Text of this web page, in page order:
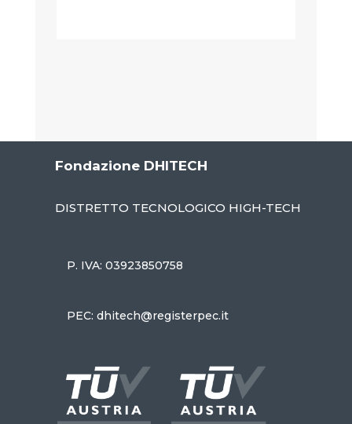
Fondazione DHITECH
DISTRETTO TECNOLOGICO HIGH-TECH
P. IVA: 03923850758
PEC: dhitech@registerpec.it